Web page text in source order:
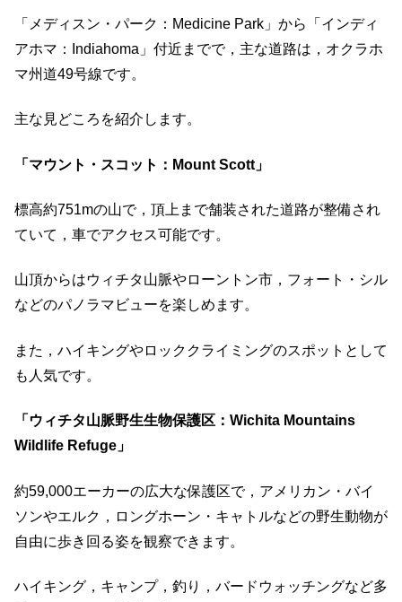
「​メディスン・パーク：Medicine Park」から「​インディ
アホマ：Indiahoma」付近までで，主な道路は，​オクラホ
マ州道49号線です。
主な見どころを紹介します。
「マウント・スコット：Mount Scott」
標高約751mの山で，頂上まで舗装された道路が整備され
ていて，車でアクセス可能です。
​山頂からはウィチタ山脈やローントン市，フォート・シル
などのパノラマビューを楽しめます。
​また，ハイキングやロッククライミングのスポットとして
も人気です。
「ウィチタ山脈野生生物保護区：Wichita Mountains
Wildlife Refuge」
約59,000エーカーの広大な保護区で，アメリカン・バイ
ソンやエルク，ロングホーン・キャトルなどの野生動物が
自由に歩き回る姿を観察できます。
​ハイキング，キャンプ，釣り，バードウォッチングなど多